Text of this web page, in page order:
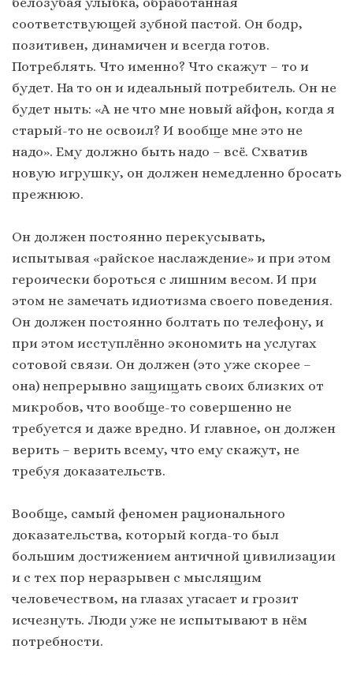
соответствующей зубной пастой. Он бодр,
позитивен, динамичен и всегда готов.
Потреблять. Что именно? Что скажут – то и
будет. На то он и идеальный потребитель. Он не
будет ныть: «А не что мне новый айфон, когда я
старый-то не освоил? И вообще мне это не
надо». Ему должно быть надо – всё. Схватив
новую игрушку, он должен немедленно бросать
прежнюю.
Он должен постоянно перекусывать,
испытывая «райское наслаждение» и при этом
героически бороться с лишним весом. И при
этом не замечать идиотизма своего поведения.
Он должен постоянно болтать по телефону, и
при этом исступлённо экономить на услугах
сотовой связи. Он должен (это уже скорее –
она) непрерывно защищать своих близких от
микробов, что вообще-то совершенно не
требуется и даже вредно. И главное, он должен
верить – верить всему, что ему скажут, не
требуя доказательств.
Вообще, самый феномен рационального
доказательства, который когда-то был
большим достижением античной цивилизации
и с тех пор неразрывен с мыслящим
человечеством, на глазах угасает и грозит
исчезнуть. Люди уже не испытывают в нём
потребности.